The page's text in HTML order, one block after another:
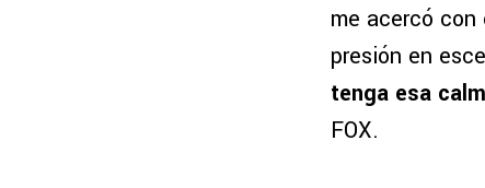
me acercó
presión en
tenga esa
FOX.